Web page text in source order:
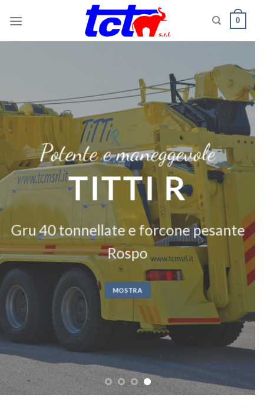
0
Potente e maneggevole
TITTI R
Gru 40 tonnellate e forcone pesante
Rospo
MOSTRA